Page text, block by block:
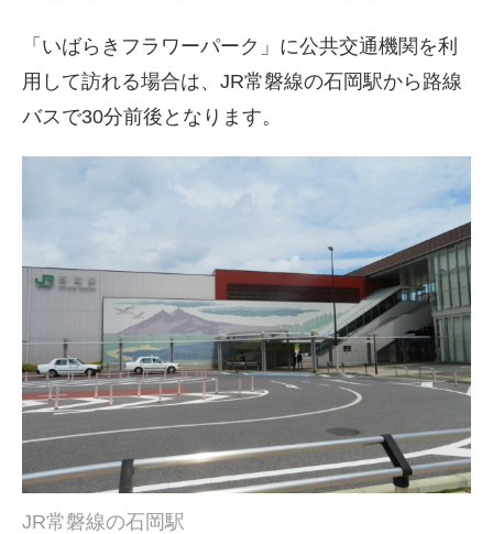
「いばらきフラワーパーク」に公共交通機関を利
用して訪れる場合は、JR常磐線の石岡駅から路線
バスで30分前後となります。
JR常磐線の石岡駅